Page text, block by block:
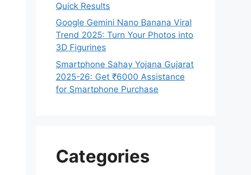
Quick Results
Google Gemini Nano Banana Viral
Trend 2025: Turn Your Photos into
3D Figurines
Smartphone Sahay Yojana Gujarat
2025-26: Get ₹6000 Assistance
for Smartphone Purchase
Categories